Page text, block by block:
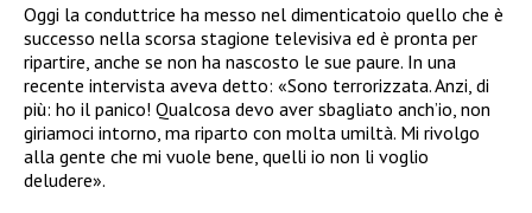
Oggi la conduttrice ha messo nel dimenticatoio quello che è
successo nella scorsa stagione televisiva ed è pronta per
ripartire, anche se non ha nascosto le sue paure. In una
recente intervista aveva detto: «Sono terrorizzata. Anzi, di
più: ho il panico! Qualcosa devo aver sbagliato anch’io, non
giriamoci intorno, ma riparto con molta umiltà. Mi rivolgo
alla gente che mi vuole bene, quelli io non li voglio
deludere».